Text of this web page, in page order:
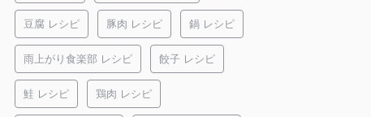
豆腐 レシピ 豚肉 レシピ 鍋 レシピ
雨上がり食楽部 レシピ 餃子 レシピ
鮭 レシピ 鶏肉 レシピ